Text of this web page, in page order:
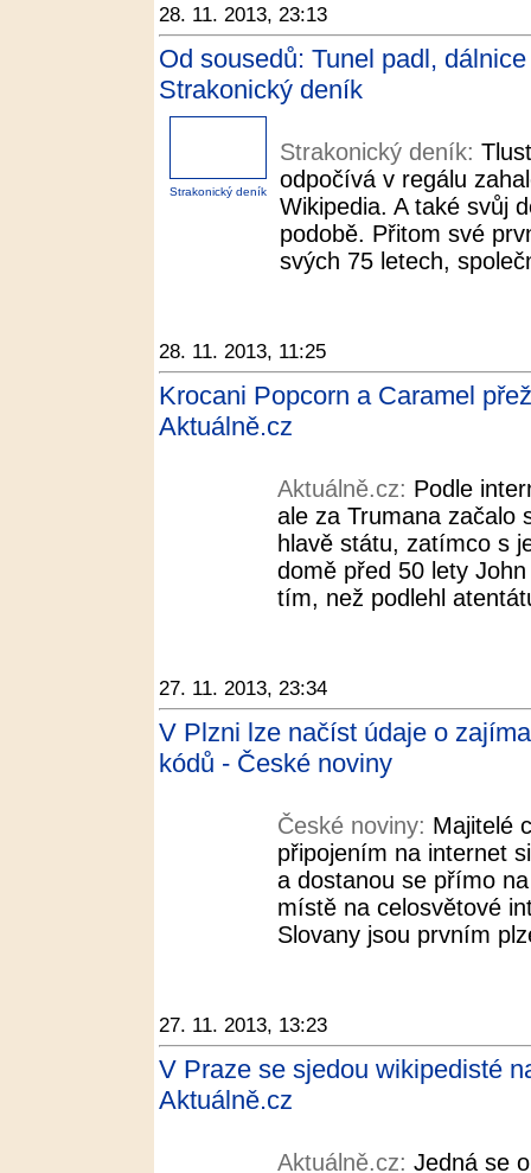
28. 11. 2013, 23:13
Od sousedů: Tunel padl,
Strakonický deník
Strakonický deník
Strakonický deník:
odpočívá v regálu
Wikipedia. A také svůj
podobě. Přitom své
svých 75 letech,
28. 11. 2013, 11:25
Krocani Popcorn a Caramel
Aktuálně.cz
Aktuálně.cz: Podle
ale za Trumana začalo
hlavě státu, zatímco s
domě před 50 lety
tím, než podlehl
27. 11. 2013, 23:34
V Plzni lze načíst údaje o
kódů - České noviny
České noviny: Majitelé
připojením na internet
a dostanou se přímo
místě na celosvětové
Slovany jsou prvním
27. 11. 2013, 13:23
V Praze se sjedou wikipedisté
Aktuálně.cz
Aktuálně.cz: Jedná se